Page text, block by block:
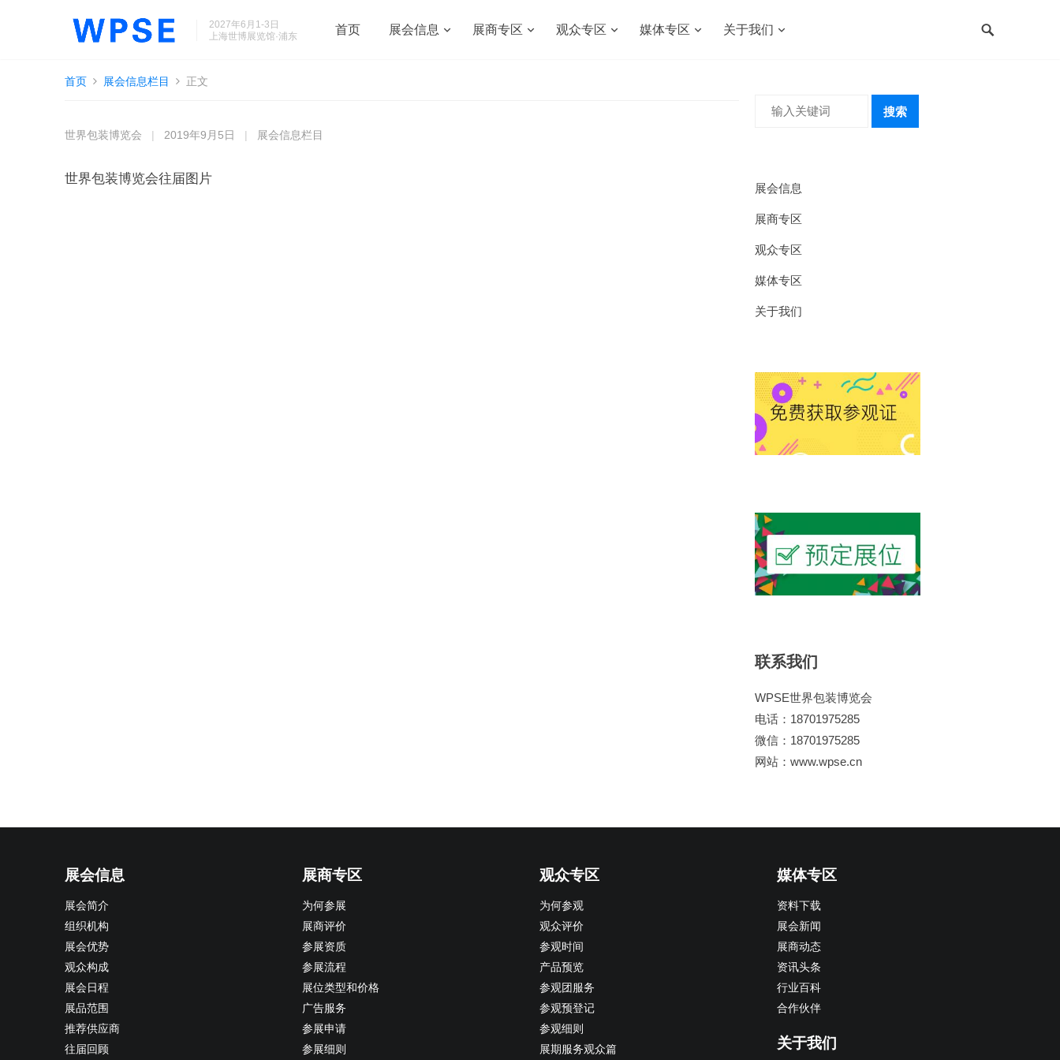
2027年6月1-3日
上海世博展览馆·浦东
首页 展会信息 展商专区 观众专区 媒体专区 关于我们
首页 展会信息栏目 正文
世界包装博览会 2019年9月5日 展会信息栏目
世界包装博览会往届图片
搜索
展会信息
展商专区
观众专区
媒体专区
关于我们
联系我们
WPSE世界包装博览会
电话：18701975285
微信：18701975285
网站：www.wpse.cn
展会信息
展会简介
组织机构
展会优势
观众构成
展会日程
展品范围
推荐供应商
往届回顾
展商专区
为何参展
展商评价
参展资质
参展流程
展位类型和价格
广告服务
参展申请
参展细则
观众专区
为何参观
观众评价
参观时间
产品预览
参观团服务
参观预登记
参观细则
展期服务观众篇
媒体专区
资料下载
展会新闻
展商动态
资讯头条
行业百科
合作伙伴
关于我们